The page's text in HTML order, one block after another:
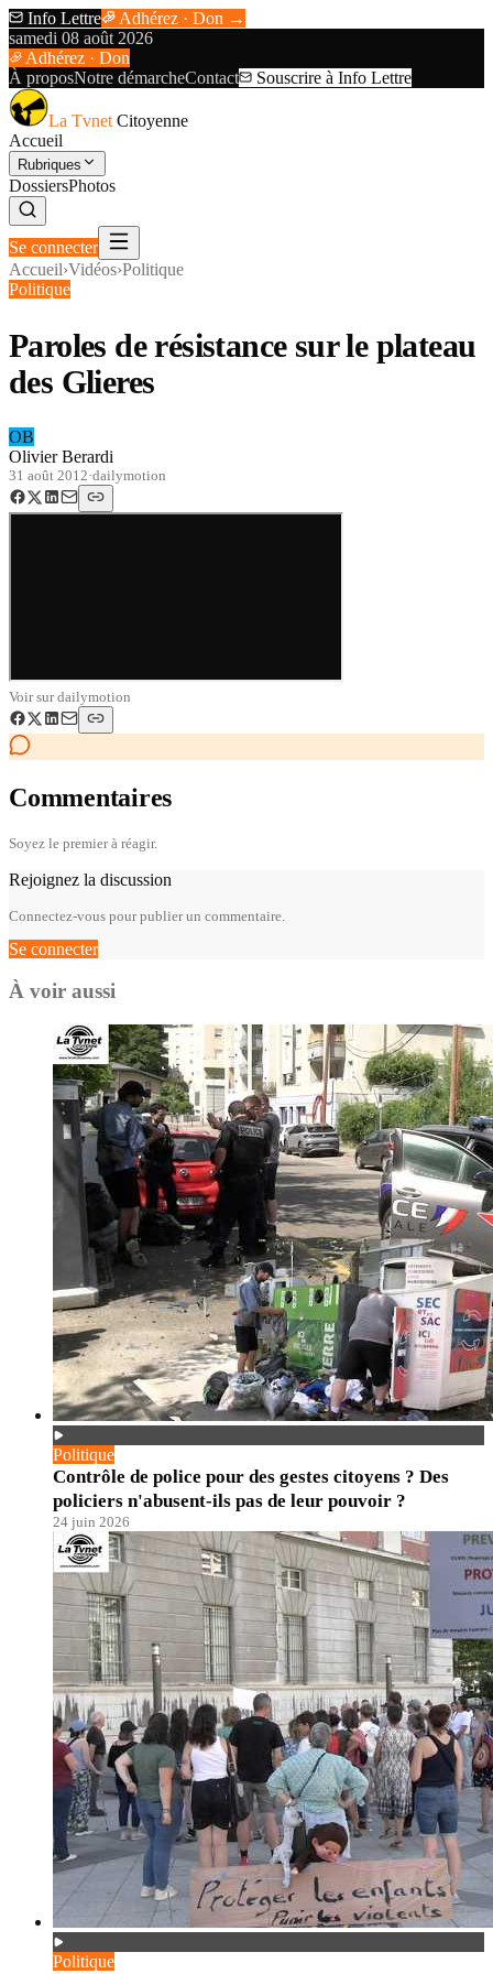
Info Lettre
Adhérez · Don →
samedi 08 août 2026
Adhérez · Don
À proposNotre démarcheContact Souscrire à Info Lettre
La Tvnet Citoyenne
Accueil
Rubriques
DossiersPhotos
Se connecter
Accueil›Vidéos›Politique
Politique
Paroles de résistance sur le plateau
des Glieres
OB
Olivier Berardi
31 août 2012·dailymotion
Voir surdailymotion
Commentaires
Soyez le premier à réagir.
Rejoignez la discussion
Connectez-vous pour publier un commentaire.
Se connecter
À voir aussi
Politique
Contrôle de police pour des gestes citoyens ? Des
policiers n'abusent-ils pas de leur pouvoir ?
24 juin 2026
Politique